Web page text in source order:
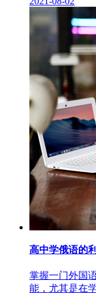
高中学俄语的
掌握一门外国
能，尤其是在